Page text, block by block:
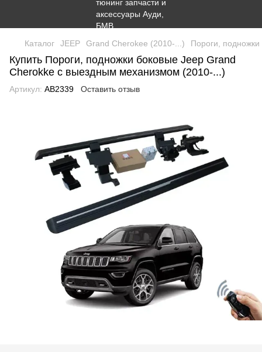
Каталог JEEP Grand Cherokee (2010-...) Пороги,
Купить Пороги, подножки боковые Jeep Grand
Cherokke с выездным механизмом (2010-...)
Артикул: AB2339 Оставить отзыв